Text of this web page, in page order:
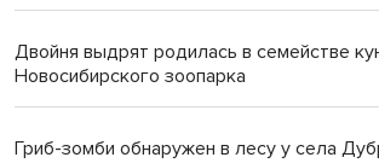
Двойня выдрят родилась в семействе
Новосибирского зоопарка
Гриб-зомби обнаружен в лесу у села